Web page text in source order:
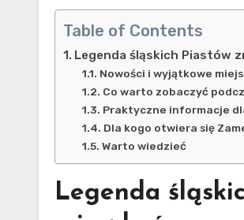
Table of Contents
Legenda śląskich Piastów
Nowości i wyjątkowe
Co warto zobaczyć
Praktyczne informacje
Dla kogo otwiera się
Warto wiedzieć
Legenda